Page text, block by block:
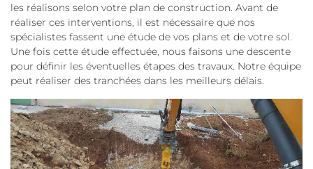
les réalisons selon votre plan de construction. Avant de
réaliser ces interventions, il est nécessaire que nos
spécialistes fassent une étude de vos plans et de votre sol.
Une fois cette étude effectuée, nous faisons une descente
pour définir les éventuelles étapes des travaux. Notre équipe
peut réaliser des tranchées dans les meilleurs délais.